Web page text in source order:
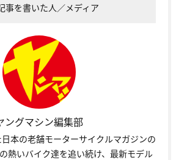
事を書いた人／メディア
ングマシン編集部
本の老舗モーターサイクルマガジンの
熱いバイク達を追い続け、最新モデル